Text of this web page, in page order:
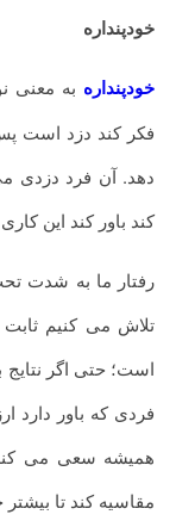
خودپنداره
خودپنداره به معنی
فکر کند دزد است
دهد. آن فرد دزدی
کند باور کند این
رفتار ما به شدت
تلاش می کنیم
است؛ حتی اگر نتایج
فردی که باور دارد
همیشه سعی می
مقاسیه کند تا